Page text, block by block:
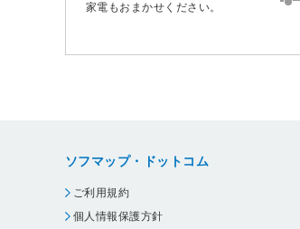
家電もおまかせください。
ソフマップ・ドットコム
ご利用規約
個人情報保護方針